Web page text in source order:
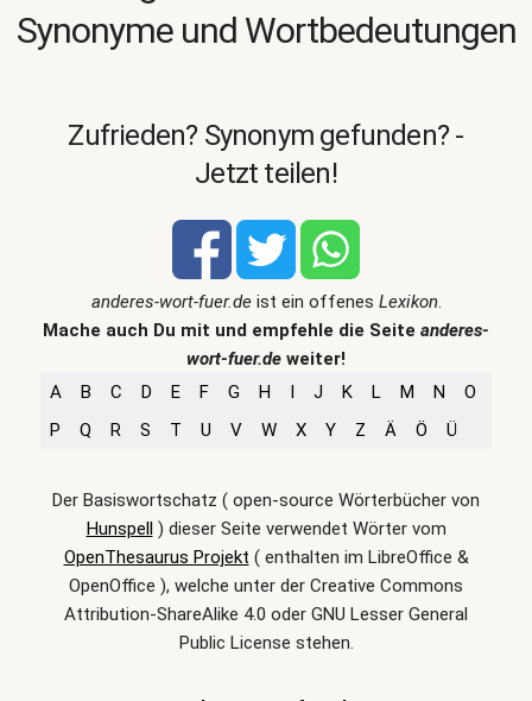
Synonyme und Wortbedeutungen
Zufrieden? Synonym gefunden? -
Jetzt teilen!
anderes-wort-fuer.deist ein offenes Lexikon.
Mache auch Du mit und empfehle die Seite anderes-
wort-fuer.de weiter!
A
B C D E F G H I J K L M N
O
P
Q R S T U V W X Y Z Ä Ö Ü
Der Basiswortschatz ( open-source Wörterbücher von
Hunspell) dieser Seite verwendet Wörter vom
OpenThesaurus Projekt ( enthalten im LibreOffice &
OpenOffice ), welche unter der Creative Commons
Attribution-ShareAlike 4.0 oder GNU Lesser General
Public License stehen.